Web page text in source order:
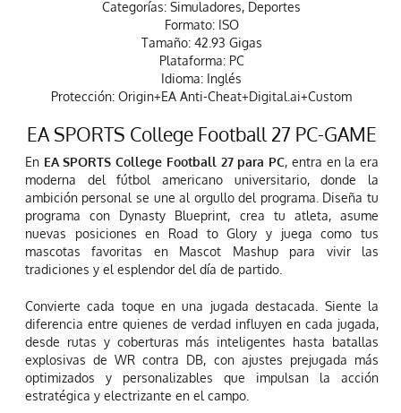
Categorías: Simuladores, Deportes
Formato: ISO
Tamaño: 42.93 Gigas
Plataforma: PC
Idioma: Inglés
Protección: Origin+EA Anti-Cheat+Digital.ai+Custom
EA SPORTS College Football 27 PC-GAME
En EA SPORTS College Football 27 para PC, entra en la era
moderna del fútbol americano universitario, donde la
ambición personal se une al orgullo del programa. Diseña tu
programa con Dynasty Blueprint, crea tu atleta, asume
nuevas posiciones en Road to Glory y juega como tus
mascotas favoritas en Mascot Mashup para vivir las
tradiciones y el esplendor del día de partido.
Convierte cada toque en una jugada destacada. Siente la
diferencia entre quienes de verdad influyen en cada jugada,
desde rutas y coberturas más inteligentes hasta batallas
explosivas de WR contra DB, con ajustes prejugada más
optimizados y personalizables que impulsan la acción
estratégica y electrizante en el campo.